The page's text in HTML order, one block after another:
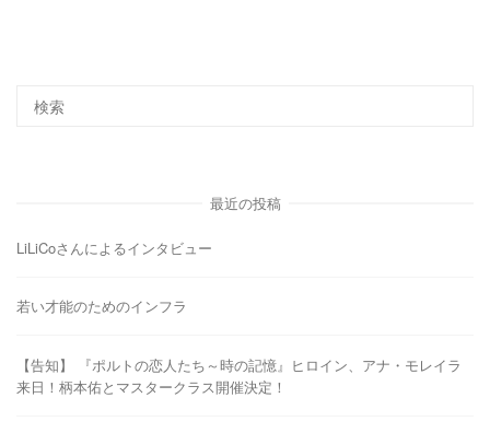
最近の投稿
LiLiCoさんによるインタビュー
若い才能のためのインフラ
【告知】 『ポルトの恋人たち～時の記憶』ヒロイン、アナ・モレイラ
来日！柄本佑とマスタークラス開催決定！